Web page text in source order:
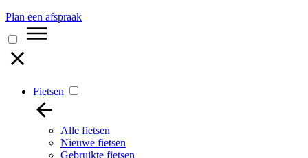
Plan een afspraak
Fietsen
Alle fietsen
Nieuwe fietsen
Gebruikte fietsen